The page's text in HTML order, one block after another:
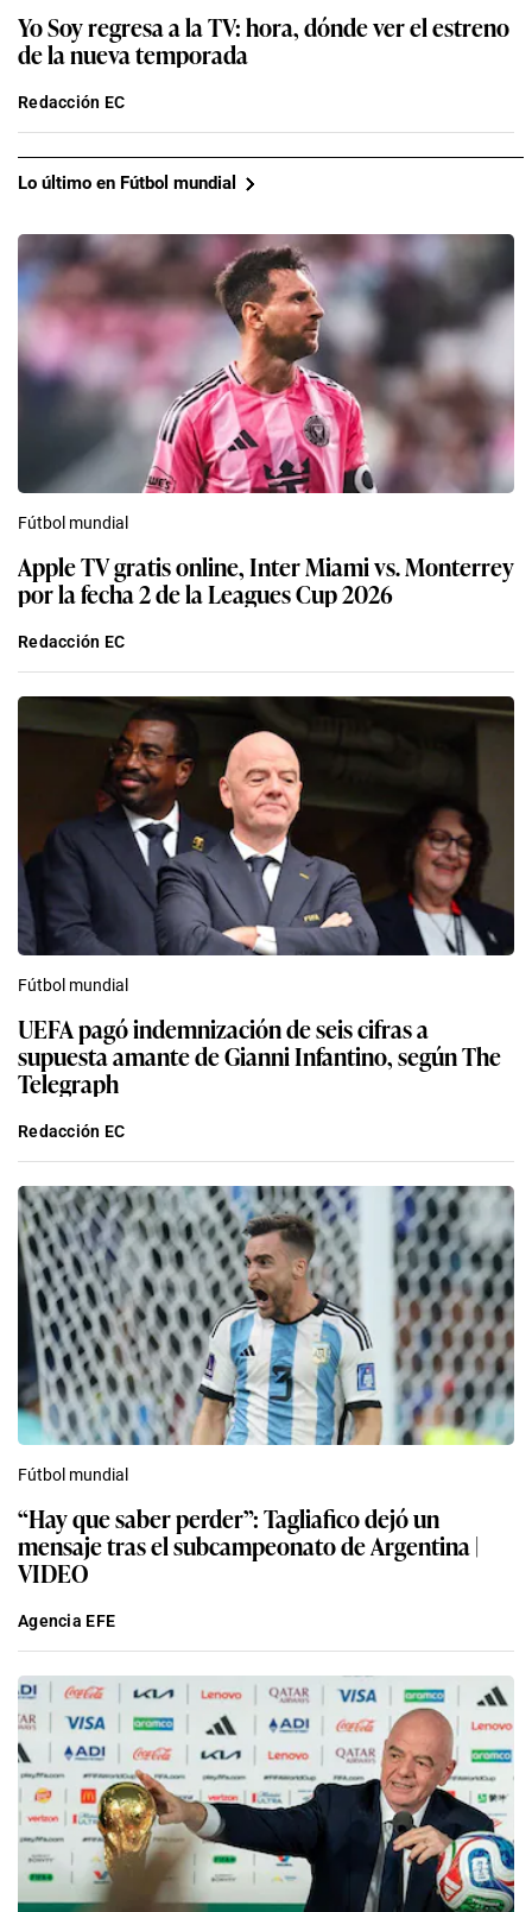
Yo Soy regresa a la TV: hora, dónde ver el estreno
de la nueva temporada
Redacción EC
Lo último en Fútbol mundial
Fútbol mundial
Apple TV gratis online, Inter Miami vs. Monterrey
por la fecha 2 de la Leagues Cup 2026
Redacción EC
Fútbol mundial
UEFA pagó indemnización de seis cifras a
supuesta amante de Gianni Infantino, según The
Telegraph
Redacción EC
Fútbol mundial
“Hay que saber perder”: Tagliafico dejó un
mensaje tras el subcampeonato de Argentina |
VIDEO
Agencia EFE